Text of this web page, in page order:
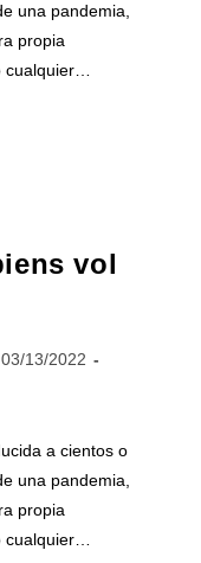
una pandemia,
propia
cualquier…
vol
03/13/2022
a cientos o
una pandemia,
propia
cualquier…